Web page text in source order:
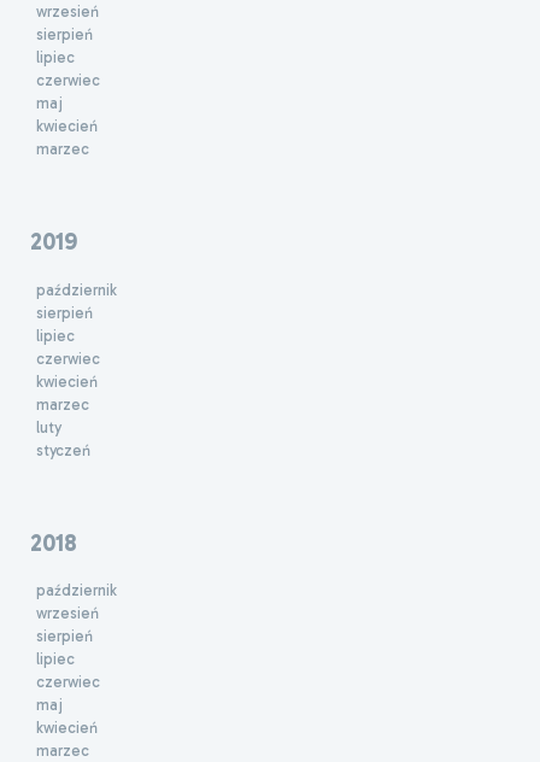
wrzesień
sierpień
lipiec
czerwiec
maj
kwiecień
marzec
2019
październik
sierpień
lipiec
czerwiec
kwiecień
marzec
luty
styczeń
2018
październik
wrzesień
sierpień
lipiec
czerwiec
maj
kwiecień
marzec